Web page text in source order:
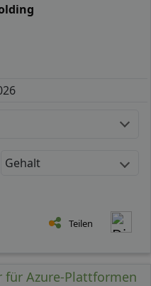
Gehalt
Teilen
für Azure-Plattformen